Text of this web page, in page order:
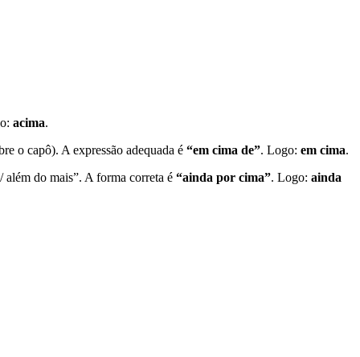
acima.
o capô). A expressão adequada é “em cima de”. Logo: em cima.
além do mais”. A forma correta é “ainda por cima”. Logo: ainda